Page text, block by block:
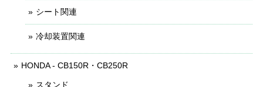
シート関連
冷却装置関連
HONDA - CB150R・CB250R
スタンド